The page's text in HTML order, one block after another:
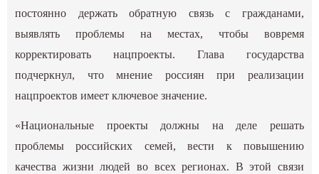
постоянно держать обратную связь с гражданами,
выявлять проблемы на местах, чтобы вовремя
корректировать нацпроекты. Глава государства
подчеркнул, что мнение россиян при реализации
нацпроектов имеет ключевое значение.
«Национальные проекты должны на деле решать
проблемы российских семей, вести к повышению
качества жизни людей во всех регионах. В этой связи